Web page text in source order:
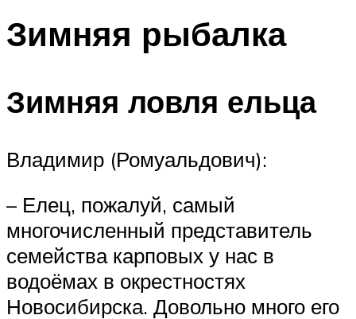
Зимняя рыбалка
Зимняя ловля ельца
Владимир (Ромуальдович):
– Елец, пожалуй, самый
многочисленный представитель
семейства карповых у нас в
водоёмах в окрестностях
Новосибирска. Довольно много его